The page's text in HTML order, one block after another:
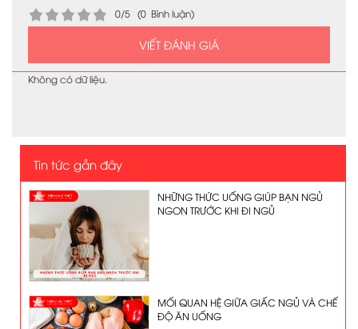
0/5 (0 Bình luận)
VIẾT ĐÁNH GIÁ
Không có dữ liệu.
Tin tức gần đây
NHỮNG THỨC UỐNG GIÚP BẠN NGỦ
NGON TRƯỚC KHI ĐI NGỦ
MỐI QUAN HỆ GIỮA GIẤC NGỦ VÀ CHẾ
ĐỘ ĂN UỐNG